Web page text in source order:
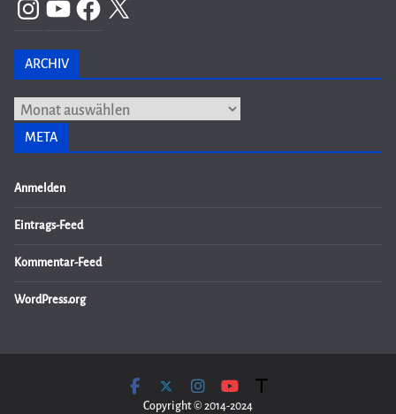
ARCHIV
Archiv
META
Anmelden
Eintrags-Feed
Kommentar-Feed
WordPress.org
Copyright © 2014-2024